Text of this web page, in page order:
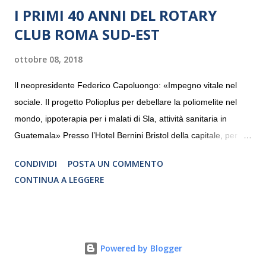
I PRIMI 40 ANNI DEL ROTARY
CLUB ROMA SUD-EST
ottobre 08, 2018
Il neopresidente Federico Capoluongo: «Impegno vitale nel
sociale. Il progetto Polioplus per debellare la poliomelite nel
mondo, ippoterapia per i malati di Sla, attività sanitaria in
Guatemala» Presso l’Hotel Bernini Bristol della capitale, per la
programmazione del Rotary Club Roma Sud-Est che festeggia
i quaranta anni di attività. Un’occasione per raccontare al
riguardano sia il territorio che le missioni all’estero in paesi in
CONDIVIDI
POSTA UN COMMENTO
CONTINUA A LEGGERE
Powered by Blogger